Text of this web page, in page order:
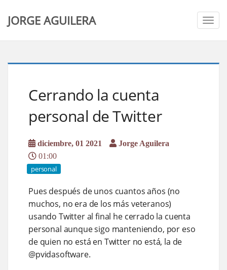
JORGE AGUILERA
Cerrando la cuenta
personal de Twitter
diciembre, 01 2021
Jorge Aguilera
01:00
personal
Pues después de unos cuantos años (no
muchos, no era de los más veteranos)
usando Twitter al final he cerrado la cuenta
personal aunque sigo manteniendo, por eso
de quien no está en Twitter no está, la de
@pvidasoftware.